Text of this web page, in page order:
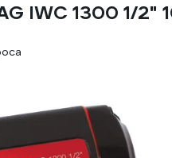
IWC 1300 1/2"